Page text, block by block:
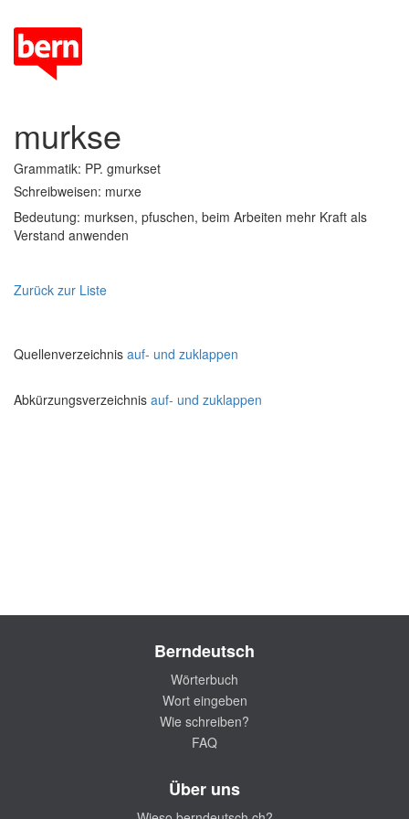
murkse
Grammatik: PP. gmurkset
Schreibweisen: murxe
Bedeutung: murksen, pfuschen, beim Arbeiten mehr Kraft als
Verstand anwenden
Zurück zur Liste
Quellenverzeichnis auf- und zuklappen
Abkürzungsverzeichnis auf- und zuklappen
Berndeutsch
Wörterbuch
Wort eingeben
Wie schreiben?
FAQ
Über uns